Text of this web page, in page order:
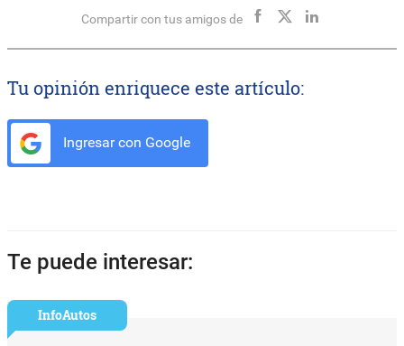
Compartir con tus amigos de
Tu opinión enriquece este artículo:
Ingresar con Google
Te puede interesar:
InfoAutos